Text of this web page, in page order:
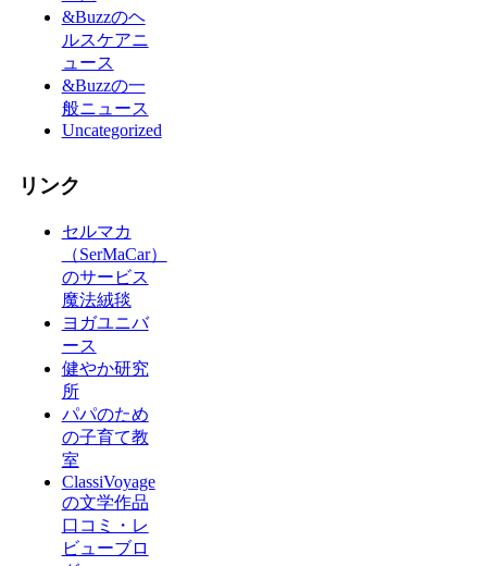
&Buzzのヘ
ルスケアニ
ュース
&Buzzの一
般ニュース
Uncategorized
リンク
セルマカ
（SerMaCar）
のサービス
魔法絨毯
ヨガユニバ
ース
健やか研究
所
パパのため
の子育て教
室
ClassiVoyage
の文学作品
口コミ・レ
ビューブロ